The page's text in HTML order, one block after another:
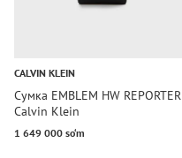
CALVIN KLEIN
Сумка EMBLEM HW REPORTER
Calvin Klein
1 649 000 so‘m